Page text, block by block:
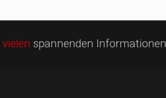
vielen spannenden Informationen